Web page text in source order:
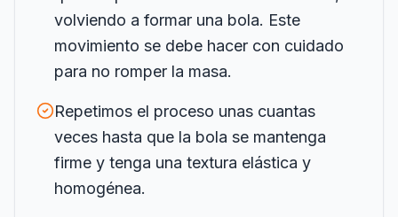
volviendo a formar una bola. Este
movimiento se debe hacer con cuidado
para no romper la masa.
Repetimos el proceso unas cuantas
veces hasta que la bola se mantenga
firme y tenga una textura elástica y
homogénea.